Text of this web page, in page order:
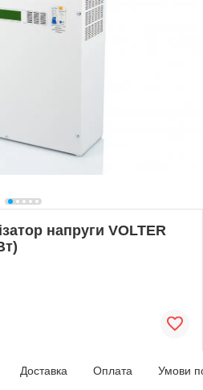
напруги VOLTER
Доставка Оплата Умови